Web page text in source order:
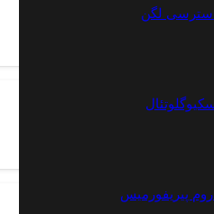
لگن
پیریفورمیس
؟